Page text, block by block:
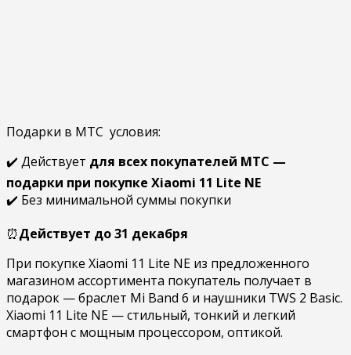
Подарки в МТС условия:
✔️ Действует для всех покупателей МТС —
подарки при покупке Xiaomi 11 Lite NE
✔️ Без минимальной суммы покупки
⏰Действует до 31 декабря
При покупке Xiaomi 11 Lite NE из предложенного
магазином ассортимента покупатель получает в
подарок — браслет Mi Band 6 и наушники TWS 2 Basic.
Xiaomi 11 Lite NE — стильный, тонкий и легкий
смартфон с мощным процессором, оптикой.